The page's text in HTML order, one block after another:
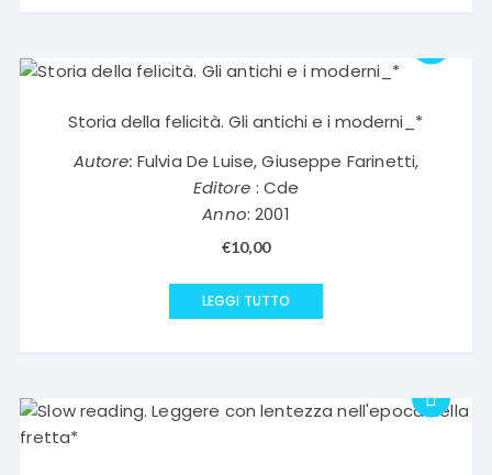
Storia della felicità. Gli antichi e i moderni_*
Autore: Fulvia De Luise, Giuseppe Farinetti,
Editore : Cde
Anno: 2001
€10,00
LEGGI TUTTO